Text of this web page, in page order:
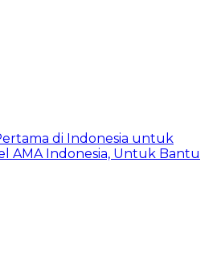
di Indonesia untuk
AMA Indonesia, Untuk Bantu